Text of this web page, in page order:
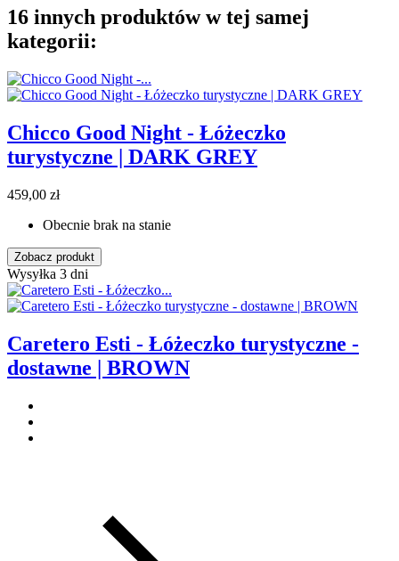
16 innych produktów w tej samej
kategorii:
Chicco Good Night - Łóżeczko
turystyczne | DARK GREY
459,00 zł
Obecnie brak na stanie
Zobacz produkt
Wysyłka 3 dni
Caretero Esti - Łóżeczko turystyczne -
dostawne | BROWN